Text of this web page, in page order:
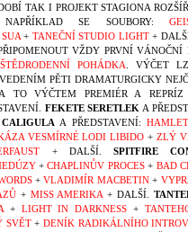
TAK I PROJEKT STAGIONA
SE SOUBORY:
+ TANEČNÍ STUDIO LIGHT+
VŽDY PRVNÍ VÁNOČNÍ
ŠTĚDRODENNÍ POHÁDKA . VÝČET
PĚTI DRAMATURGICKY
TO VÝČTEM PREMIÉR A REPRÍZ
FEKETE SERETLEK A
A PŘEDSTAVENÍ:
VESMÍRNÉ LODI LIBIDO +ZLÝ
+ DALŠÍ. SPITFIRE
+CHAPLINŮV PROCES+ BAD
+VLADIMÍR MACBETIN+
+ MISS AMERIKA + DALŠÍ.
+ LIGHT IN DARKNESS +
SVĚT+DENÍK RADIKÁLNÍHO